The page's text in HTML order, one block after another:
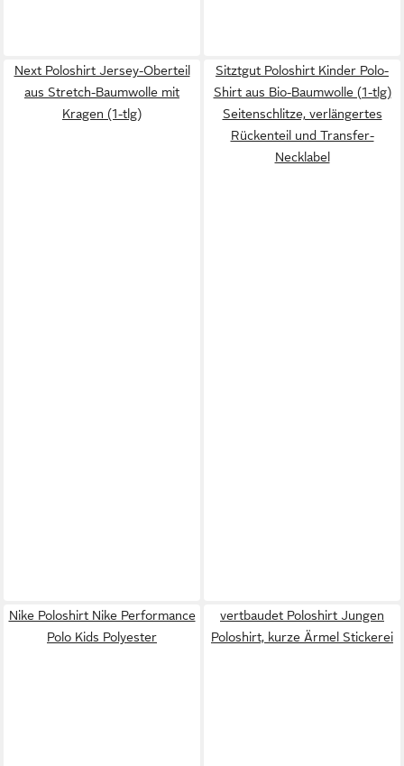
Next Poloshirt Jersey-Oberteil
aus Stretch-Baumwolle mit
Kragen (1-tlg)
Sitztgut Poloshirt Kinder Polo-
Shirt aus Bio-Baumwolle (1-tlg)
Seitenschlitze, verlängertes
Rückenteil und Transfer-
Necklabel
Nike Poloshirt Nike Performance
Polo Kids Polyester
vertbaudet Poloshirt Jungen
Poloshirt, kurze Ärmel Stickerei